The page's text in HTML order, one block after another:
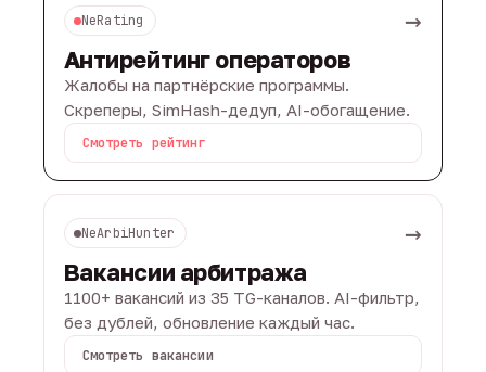
NeRating →
Антирейтинг операторов
Жалобы на партнёрские программы.
Скреперы, SimHash-дедуп, AI-обогащение.
Смотреть рейтинг
NeArbiHunter →
Вакансии арбитража
1100+ вакансий из 35 TG-каналов. AI-фильтр,
без дублей, обновление каждый час.
Смотреть вакансии